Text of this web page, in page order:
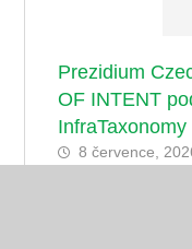
Prezidium
OF INTENT
InfraTaxonomy
8 července,